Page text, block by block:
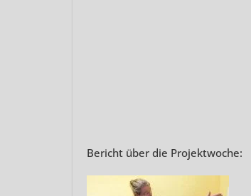
Bericht über die Projektwoche: